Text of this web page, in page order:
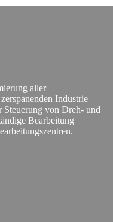
aller
Industrie
von Dreh- und
Bearbeitung